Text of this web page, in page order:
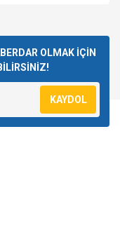
OLMAK İÇİN
KAYDOL